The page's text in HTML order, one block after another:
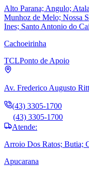
Alto Parana; Angulo;
Munhoz de Melo; Nossa
Ines; Santo Antonio do
Cachoeirinha
TCLPonto de Apoio
Av. Frederico Augusto
(43) 3305-1700
(43) 3305-1700
Atende:
Arroio Dos Ratos; Butia;
Apucarana